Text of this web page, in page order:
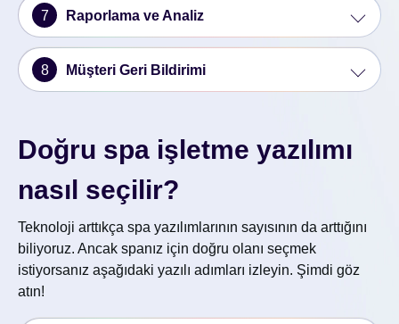
7 Raporlama ve Analiz
8 Müşteri Geri Bildirimi
Doğru spa işletme yazılımı
nasıl seçilir?
Teknoloji arttıkça spa yazılımlarının sayısının da arttığını
biliyoruz. Ancak spanız için doğru olanı seçmek
istiyorsanız aşağıdaki yazılı adımları izleyin. Şimdi göz
atın!